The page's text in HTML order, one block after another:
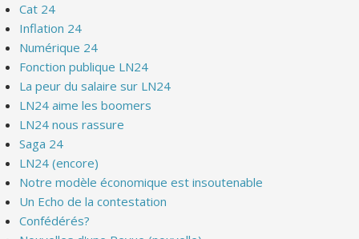
Cat 24
Inflation 24
Numérique 24
Fonction publique LN24
La peur du salaire sur LN24
LN24 aime les boomers
LN24 nous rassure
Saga 24
LN24 (encore)
Notre modèle économique est insoutenable
Un Echo de la contestation
Confédérés?